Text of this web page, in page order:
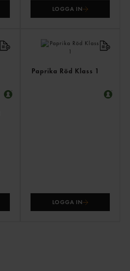
LOGGA IN
Paprika Röd Klass 1
LOGGA IN